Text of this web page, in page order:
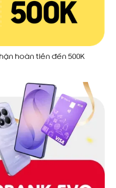
hoàn tiền đến 500K